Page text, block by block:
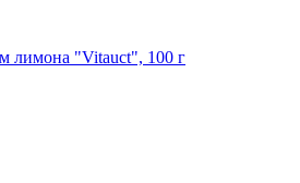
лимона "Vitauct", 100 г